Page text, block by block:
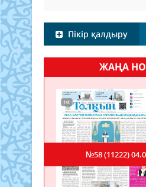
Пікір қалдыру
ЖАҢА
№58 (11222)